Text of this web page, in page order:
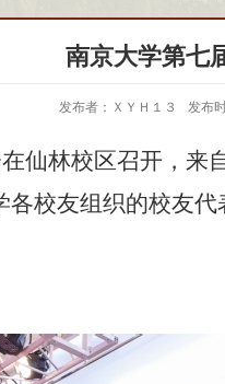
南京大学第七
发布者：ＸＹＨ１３ 发布
仙林校区召开，来
校友组织的校友